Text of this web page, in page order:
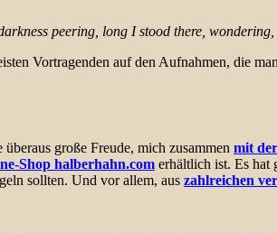
peering, long I stood there,
Vortragenden auf den Aufnahmen, die
große Freude, mich zusammen mit
Shop halberhahn.com erhältlich ist. Es hat
sollten. Und vor allem, aus zahlreichen